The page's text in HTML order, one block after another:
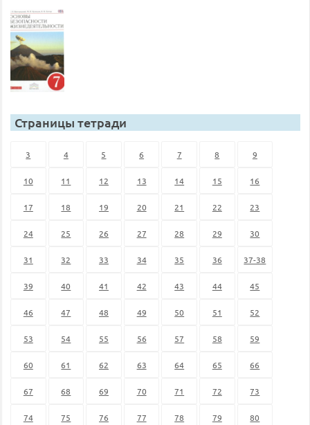
Страницы тетради
3 4 5 6 7 8 9
10 11 12 13 14 15 16
17 18 19 20 21 22 23
24 25 26 27 28 29 30
31 32 33 34 35 36 37-38
39 40 41 42 43 44 45
46 47 48 49 50 51 52
53 54 55 56 57 58 59
60 61 62 63 64 65 66
67 68 69 70 71 72 73
74 75 76 77 78 79 80